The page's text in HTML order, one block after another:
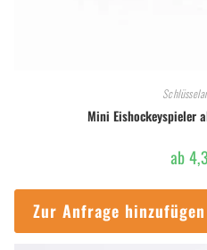
Mini Eishockeyspieler
ab
Zur Anfrage hinzufügen